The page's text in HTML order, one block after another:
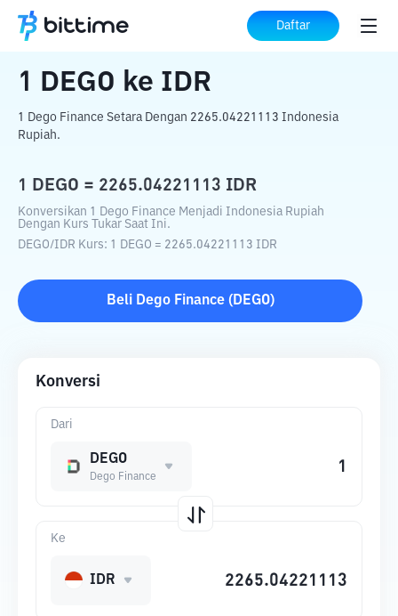
Daftar
Beranda Konverter Kripto IDR
1 DEGO ke IDR
1 Dego Finance Setara Dengan 2265.04221113 Indonesia
Rupiah.
1 DEGO = 2265.04221113 IDR
Konversikan 1 Dego Finance Menjadi Indonesia Rupiah
Dengan Kurs Tukar Saat Ini.
DEGO/IDR Kurs: 1 DEGO = 2265.04221113 IDR
Beli Dego Finance( DEGO)
Konversi
Dari
DEGO
Dego Finance
Ke
IDR